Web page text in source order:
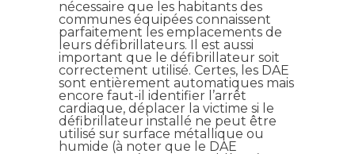
nécessaire que les habitants des
communes équipées connaissent
parfaitement les emplacements de
leurs défibrillateurs. Il est aussi
important que le défibrillateur soit
correctement utilisé. Certes, les DAE
sont entièrement automatiques mais
encore faut-il identifier l’arrêt
cardiaque, déplacer la victime si le
défibrillateur installé ne peut être
utilisé sur surface métallique ou
humide (à noter que le DAE